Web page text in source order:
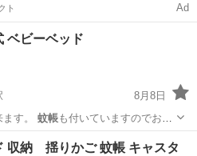
ト Ad
ベビーベッド
8月8日
す。 蚊帳も付いていますのでお付
ベビー用品 蚊帳
収納 揺りかご 蚊帳 キャスタ